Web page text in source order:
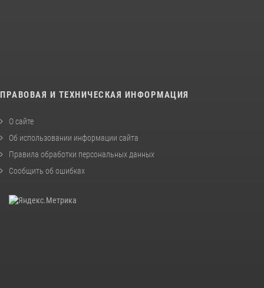
ПРАВОВАЯ И ТЕХНИЧЕСКАЯ ИНФОРМАЦИЯ
О сайте
Об использовании информации сайта
Правила обработки персональных данных
Сообщить об ошибках